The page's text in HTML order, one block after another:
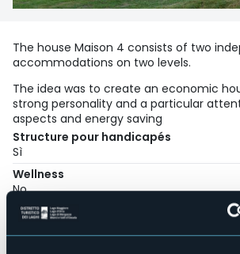
The house Maison 4 consists of two
accommodations on two levels.
The idea was to create an economic
strong personality and a particular
aspects and energy saving
Structure pour handicapés
Sì
Wellness
No
Salles de conférences